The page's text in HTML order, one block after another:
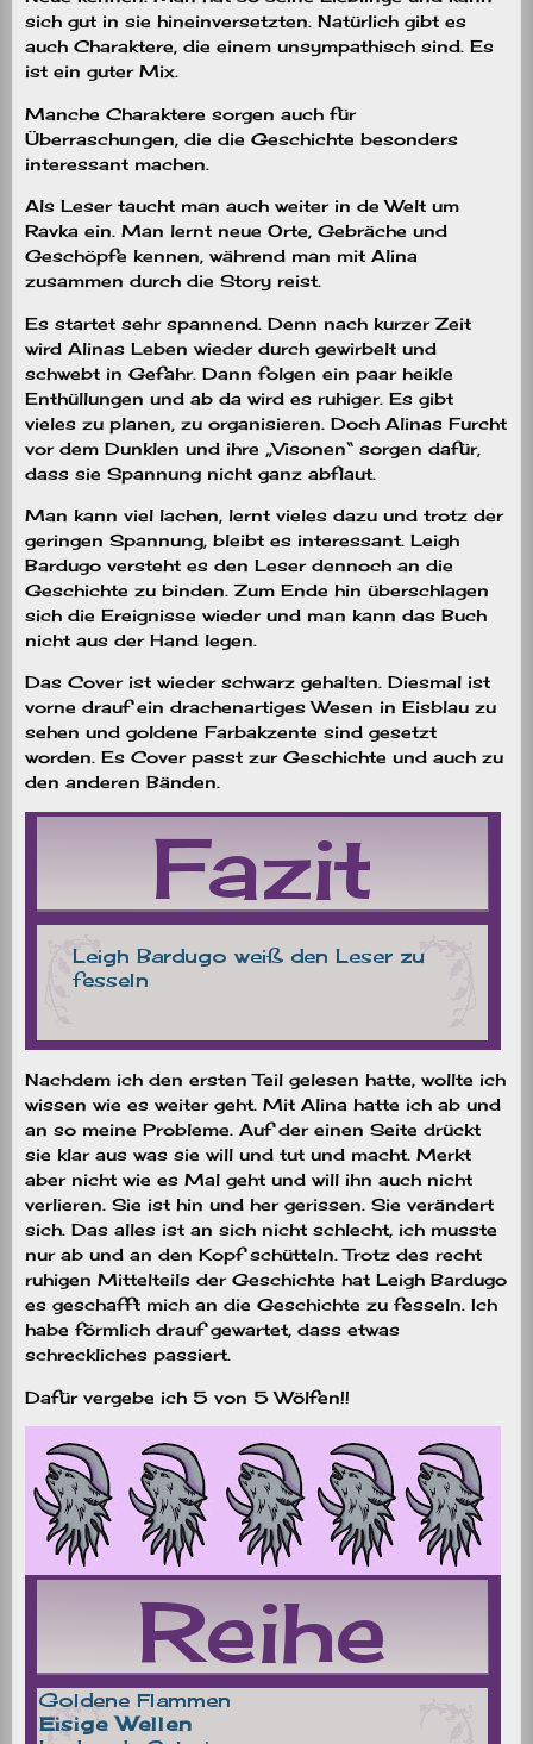
sich gut in sie hineinversetzten. Natürlich gibt es
auch Charaktere, die einem unsympathisch sind. Es
ist ein guter Mix.
Manche Charaktere sorgen auch für
Überraschungen, die die Geschichte besonders
interessant machen.
Als Leser taucht man auch weiter in de Welt um
Ravka ein. Man lernt neue Orte, Gebräche und
Geschöpfe kennen, während man mit Alina
zusammen durch die Story reist.
Es startet sehr spannend. Denn nach kurzer Zeit
wird Alinas Leben wieder durch gewirbelt und
schwebt in Gefahr. Dann folgen ein paar heikle
Enthüllungen und ab da wird es ruhiger. Es gibt
vieles zu planen, zu organisieren. Doch Alinas Furcht
vor dem Dunklen und ihre „Visonen“ sorgen dafür,
dass sie Spannung nicht ganz abflaut.
Man kann viel lachen, lernt vieles dazu und trotz der
geringen Spannung, bleibt es interessant. Leigh
Bardugo versteht es den Leser dennoch an die
Geschichte zu binden. Zum Ende hin überschlagen
sich die Ereignisse wieder und man kann das Buch
nicht aus der Hand legen.
Das Cover ist wieder schwarz gehalten. Diesmal ist
vorne drauf ein drachenartiges Wesen in Eisblau zu
sehen und goldene Farbakzente sind gesetzt
worden. Es Cover passt zur Geschichte und auch zu
den anderen Bänden.
Nachdem ich den ersten Teil gelesen hatte, wollte ich
wissen wie es weiter geht. Mit Alina hatte ich ab und
an so meine Probleme. Auf der einen Seite drückt
sie klar aus was sie will und tut und macht. Merkt
aber nicht wie es Mal geht und will ihn auch nicht
verlieren. Sie ist hin und her gerissen. Sie verändert
sich. Das alles ist an sich nicht schlecht, ich musste
nur ab und an den Kopf schütteln. Trotz des recht
ruhigen Mittelteils der Geschichte hat Leigh Bardugo
es geschafft mich an die Geschichte zu fesseln. Ich
habe förmlich drauf gewartet, dass etwas
schreckliches passiert.
Dafür vergebe ich 5 von 5 Wölfen!!